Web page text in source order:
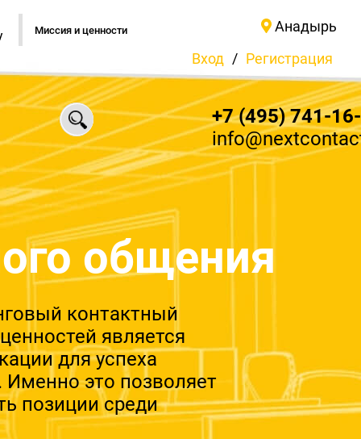
общения
контактный
является
для успеха
это позволяет
позиции среди
+7 (495) 741-
Миссия и ценности
Вход / Регистрация
Анадырь